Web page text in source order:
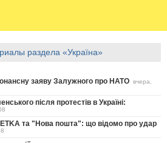
раздела «Україна»
заяву Залужного про НАТО вчера,
після протестів в Україні:
та "Нова пошта": що відомо про удар